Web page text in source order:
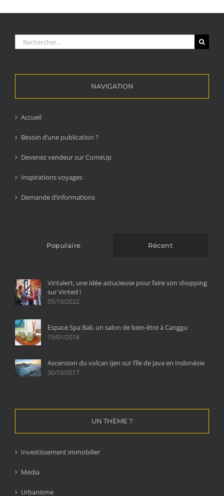
Rechercher:
NAVIGATION
Accueil
Besoin d’une publication ?
Devenez vendeur sur ComeUp
Inspirations voyages
Demande d’informations
Populaire Récent
Vintalert, une idée astucieuse pour faire son shopping
sur Vinted !
05/10/2022
Espace Spa Bali, un salon de bien-être à Canggu
15/01/2018
Ascension du volcan Ijen sur l’île de Java en Indonésie
30/10/2017
UN THÈME ?
Investissement immobilier
Media
Urbanisme